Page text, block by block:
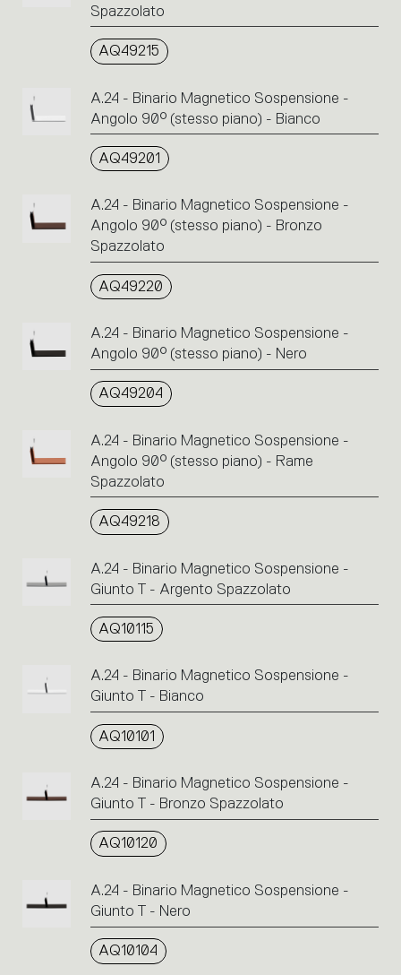
Spazzolato
AQ49215
A.24 - Binario Magnetico Sospensione -
Angolo 90° (stesso piano) - Bianco
AQ49201
A.24 - Binario Magnetico Sospensione -
Angolo 90° (stesso piano) - Bronzo
Spazzolato
AQ49220
A.24 - Binario Magnetico Sospensione -
Angolo 90° (stesso piano) - Nero
AQ49204
A.24 - Binario Magnetico Sospensione -
Angolo 90° (stesso piano) - Rame
Spazzolato
AQ49218
A.24 - Binario Magnetico Sospensione -
Giunto T - Argento Spazzolato
AQ10115
A.24 - Binario Magnetico Sospensione -
Giunto T - Bianco
AQ10101
A.24 - Binario Magnetico Sospensione -
Giunto T - Bronzo Spazzolato
AQ10120
A.24 - Binario Magnetico Sospensione -
Giunto T - Nero
AQ10104